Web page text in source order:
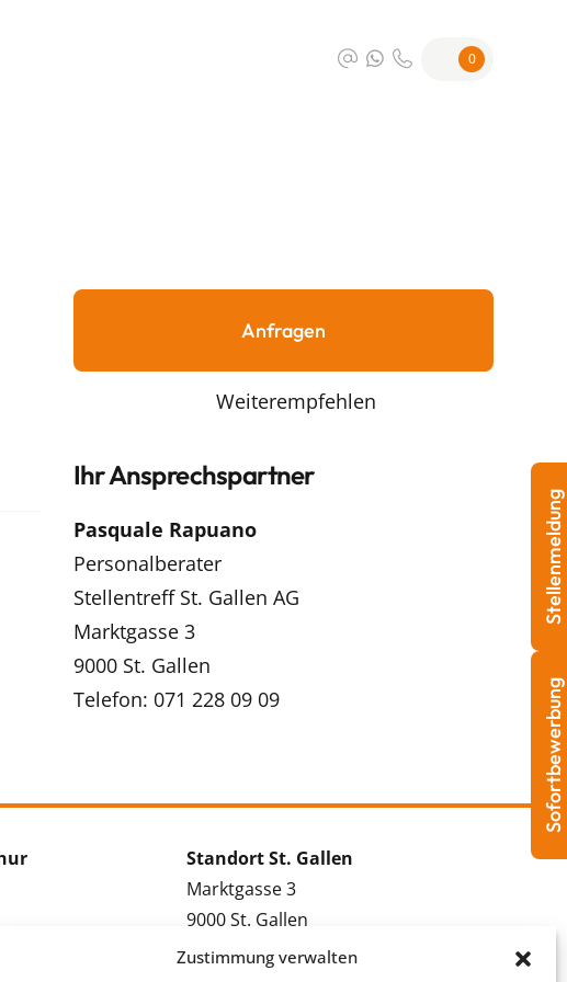
Zustimmung verwalten
0
Anfragen
Weiterempfehlen
Ihr Ansprechspartner
Pasquale Rapuano
Personalberater
Stellentreff St. Gallen AG
Marktgasse 3
9000 St. Gallen
Telefon: 071 228 09 09
Standort St. Gallen
Marktgasse 3
9000 St. Gallen
Tel.: 071 228 09 09
Sofortbewerbung
Stellenmeldung